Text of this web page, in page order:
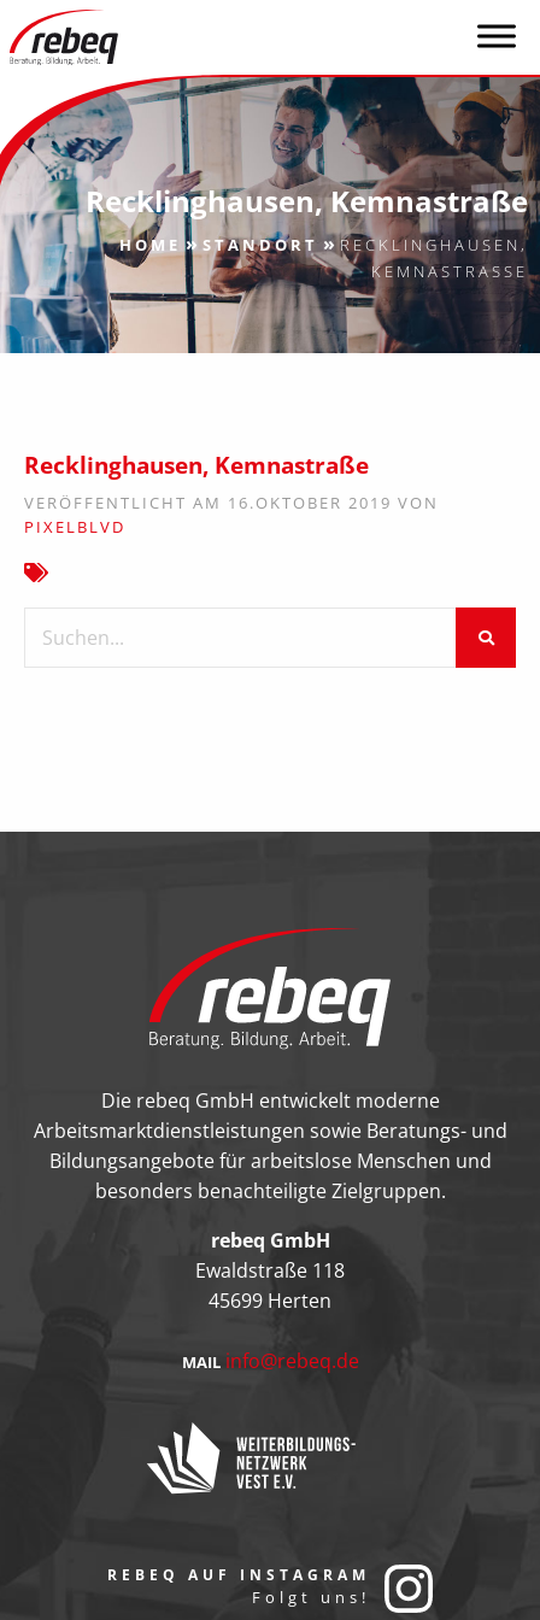
Recklinghausen, Kemnastraße
HOME » STANDORT »RECKLINGHAUSEN,
KEMNASTRASSE
Recklinghausen, Kemnastraße
VERÖFFENTLICHT AM 16.OKTOBER 2019 VON
PIXELBLVD
Die rebeq GmbH entwickelt moderne
Arbeitsmarktdienstleistungen sowie Beratungs- und
Bildungsangebote für arbeitslose Menschen und
besonders benachteiligte Zielgruppen.
rebeq GmbH
Ewaldstraße 118
45699 Herten
MAIL info@rebeq.de
REBEQ AUF INSTAGRAM
Folgt uns!